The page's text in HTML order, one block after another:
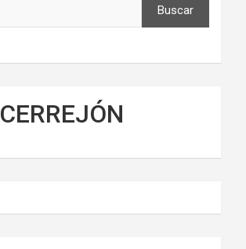
Buscar
CERREJÓN